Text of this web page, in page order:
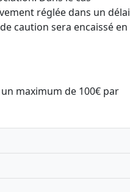
réglée dans un délai
caution sera encaissé en
maximum de 100€ par